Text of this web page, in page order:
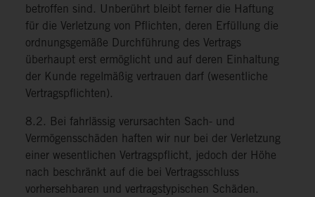
betroffen sind. Unberührt bleibt ferner die Haftung
für die Verletzung von Pflichten, deren Erfüllung die
ordnungsgemäße Durchführung des Vertrags
überhaupt erst ermöglicht und auf deren Einhaltung
der Kunde regelmäßig vertrauen darf (wesentliche
Vertragspflichten).
8.2. Bei fahrlässig verursachten Sach- und
Vermögensschäden haften wir nur bei der Verletzung
einer wesentlichen Vertragspflicht, jedoch der Höhe
nach beschränkt auf die bei Vertragsschluss
vorhersehbaren und vertragstypischen Schäden.